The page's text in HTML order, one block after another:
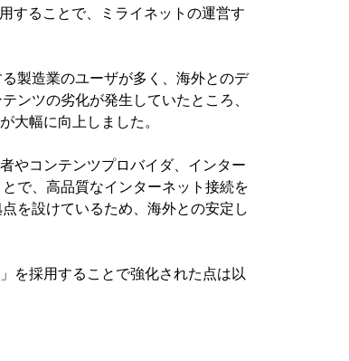
することで、ミライネットの運営す
製造業のユーザが多く、海外とのデ
ンツの劣化が発生していたところ、
大幅に向上しました。
やコンテンツプロバイダ、インター
で、高品質なインターネット接続を
を設けているため、海外との安定し
を採用することで強化された点は以